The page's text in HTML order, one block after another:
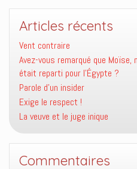
Articles récents
Vent contraire
Avez-vous remarqué que
était reparti pour l’Égypte ?
Parole d’un insider
Exige le respect !
La veuve et le juge inique
Commentaires